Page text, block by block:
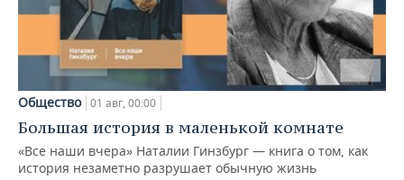
Общество 01 авг, 00:00
Большая история в маленькой комнате
«Все наши вчера» Наталии Гинзбург — книга о том, как
история незаметно разрушает обычную жизнь